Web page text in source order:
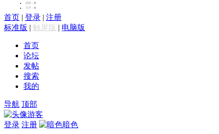
贡献： 0
飞币： 0
首页 | 登录 | 注册
标准版 | 触屏版 | 电脑版
首页
论坛
发帖
搜索
我的
导航 顶部
游客
登录 注册 暗色